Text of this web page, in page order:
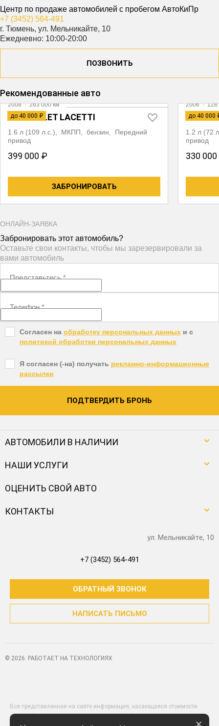
Центр по продаже автомобилей с пробегом АвтоКиПр
+7 (3452) 564-491
г. Тюмень, ул. Мельникайте, 10
Ежедневно: 10:00-20:00
ПОЗВОНИТЬ
Рекомендованные авто
до 40 000 ₽
2008·263 000 км
CHEVROLET LACETTI
1.6 л (109 л.с.), МКПП, бензин, Передний
привод
399 000 ₽
ЗАБРОНИРОВАТЬ
до 40 000
2006·128
1.2 л (72
привод
330
ОНЛАЙН-ЗАЯВКА
Забронировать этот автомобиль?
Оставьте свои контакты, чтобы мы зарезервировали за
вами автомобиль
Представьтесь*
Телефон*
Согласен на обработку персональных данных и c
политикой обработки персональных данных
Я согласен (-на) получать рекламно-информационные
рассылки
ПОДТВЕРДИТЬ БРОНЬ
АВТОМОБИЛИ В НАЛИЧИИ
НАШИ УСЛУГИ
ОЦЕНИТЬ СВОЙ АВТО
КОНТАКТЫ
ул. Мельникайте, 10
© 2026. РАБОТАЕТ НА ТЕХНОЛОГИЯХ
+7 (3452) 564-491
ОБРАТНЫЙ ЗВОНОК
НАПИСАТЬ ПИСЬМО
Вся представленная на сайте информация, касающаяся стоимости
автомобилей, аксессуаров* и сервисного обслуживания, носит